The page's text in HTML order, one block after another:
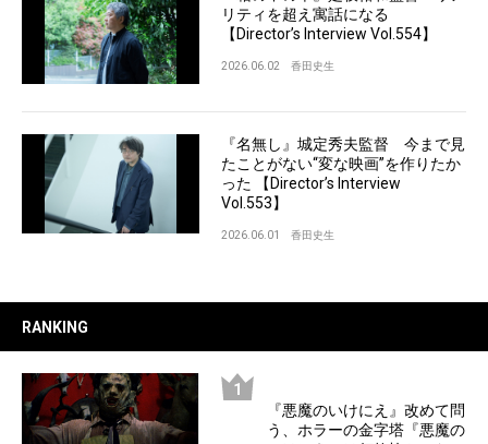
リティを超え寓話になる
【Director’s Interview Vol.554】
2026.06.02 香田史生
『名無し』城定秀夫監督 今まで見
たことがない“変な映画”を作りたか
った 【Director’s Interview
Vol.553】
2026.06.01 香田史生
RANKING
『悪魔のいけにえ』改めて問
う、ホラーの金字塔『悪魔の